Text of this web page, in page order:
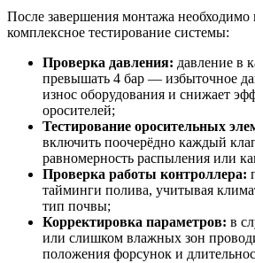
После завершения монтажа необходимо
комплексное тестирование системы:
Проверка давления: давление в
превышать 4 бар — избыточное
износ оборудования и снижает
оросителей;
Тестирование оросительных
включить поочерёдно каждый
равномерность распыления или
Проверка работы контроллера:
тайминги полива, учитывая
тип почвы;
Корректировка параметров: в
или слишком влажных зон
положения форсунок и